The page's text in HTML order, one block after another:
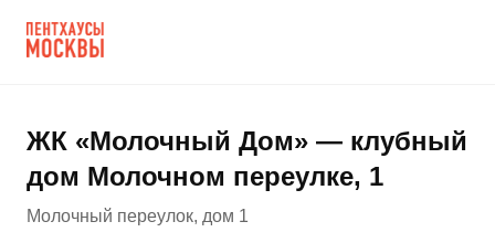
ЖК «Молочный Дом» — клубный
дом Молочном переулке, 1
Молочный переулок, дом 1